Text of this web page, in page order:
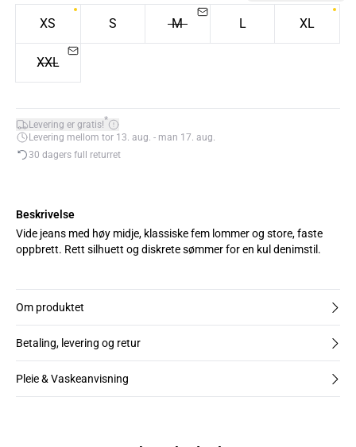
XS S M L XL
XXL
Levering er gratis!*
Levering mellom tor 13. aug. - man 17. aug.
30 dagers full returret
Beskrivelse
Vide jeans med høy midje, klassiske fem lommer og store, faste
oppbrett. Rett silhuett og diskrete sømmer for en kul denimstil.
Om produktet
Betaling, levering og retur
Pleie & Vaskeanvisning